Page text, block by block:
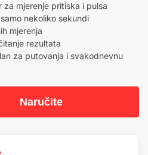
mjerenje pritiska i pulsa
nekoliko sekundi
mjerenja
rezultata
za putovanja i svakodnevnu
Naručite